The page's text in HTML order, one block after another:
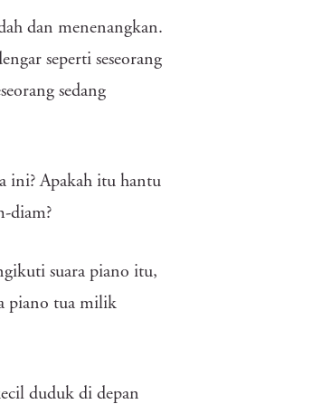
dan menenangkan.
seperti seseorang
sedang
ini? Apakah itu hantu
diam?
suara piano itu,
piano tua milik
duduk di depan